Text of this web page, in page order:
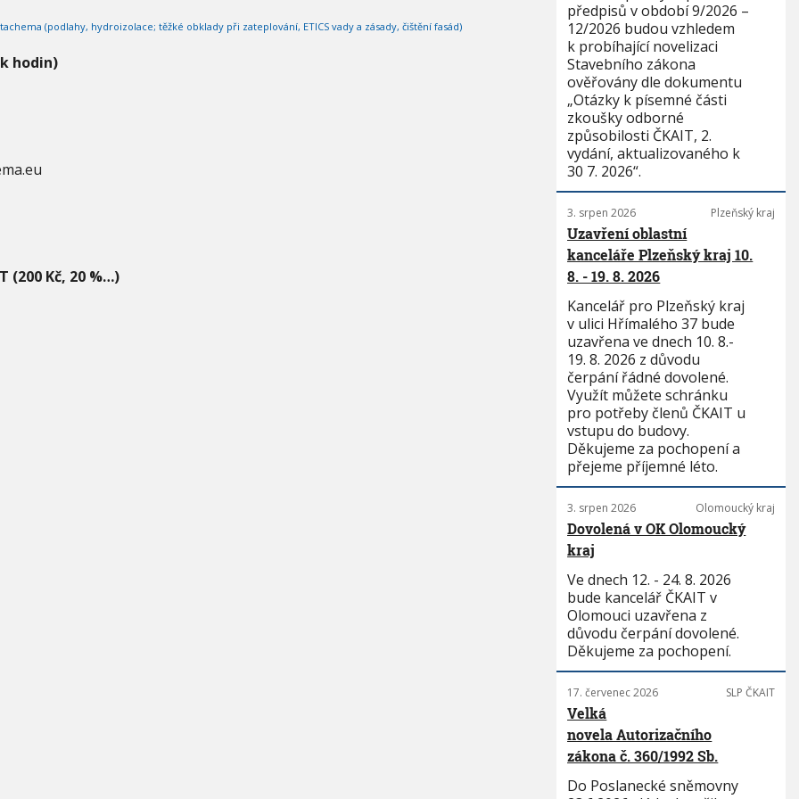
(podlahy, hydroizolace; těžké obklady při zateplování, ETICS vady a zásady, čištění fasád)
hodin)
(200 Kč, 20 %…)
předpisů v období 9/2026 –
12/2026 budou vzhledem
k probíhající novelizaci
Stavebního zákona
ověřovány dle dokumentu
„Otázky k písemné části
zkoušky odborné
způsobilosti ČKAIT, 2.
vydání, aktualizovaného k
30 7. 2026“.
3. srpen 2026 Plzeňský kraj
Uzavření oblastní
kanceláře Plzeňský kraj 10.
8. - 19. 8. 2026
Kancelář pro Plzeňský kraj
v ulici Hřímalého 37 bude
uzavřena ve dnech 10. 8.-
19. 8. 2026 z důvodu
čerpání řádné dovolené.
Využít můžete schránku
pro potřeby členů ČKAIT u
vstupu do budovy.
Děkujeme za pochopení a
přejeme příjemné léto.
3. srpen 2026 Olomoucký kraj
Dovolená v OK Olomoucký
kraj
Ve dnech 12. - 24. 8. 2026
bude kancelář ČKAIT v
Olomouci uzavřena z
důvodu čerpání dovolené.
Děkujeme za pochopení.
17. červenec 2026 SLP ČKAIT
Velká
novela Autorizačního
zákona č. 360/1992 Sb.
Do Poslanecké sněmovny